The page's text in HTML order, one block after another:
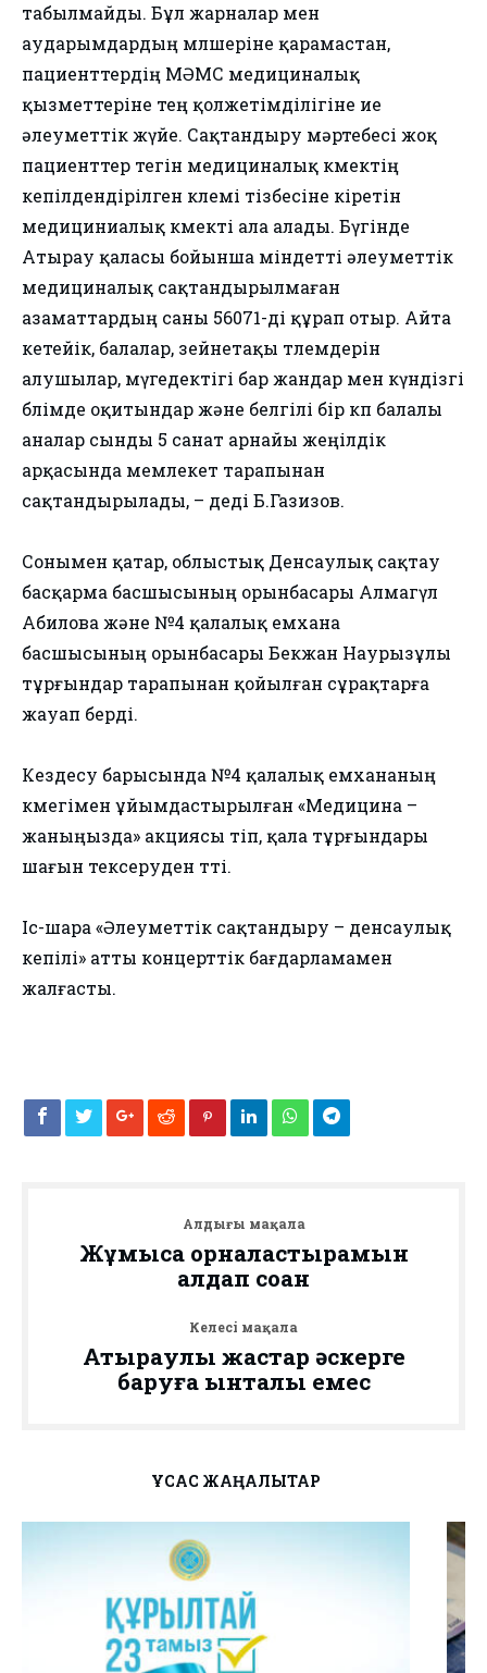
табылмайды. Бұл жарналар мен
аударымдардың мөлшеріне қарамастан,
пациенттердің МӘМС медициналық
қызметтеріне тең қолжетімділігіне ие
әлеуметтік жүйе. Сақтандыру мәртебесі жоқ
пациенттер тегін медициналық көмектің
кепілдендірілген көлемі тізбесіне кіретін
медициниалық көмекті ала алады. Бүгінде
Атырау қаласы бойынша міндетті әлеуметтік
медициналық сақтандырылмаған
азаматтардың саны 56071-ді құрап отыр. Айта
кетейік, балалар, зейнетақы төлемдерін
алушылар, мүгедектігі бар жандар мен күндізгі
бөлімде оқитындар және белгілі бір көп балалы
аналар сынды 5 санат арнайы жеңілдік
арқасында мемлекет тарапынан
сақтандырылады, – деді Б.Газизов.
Сонымен қатар, облыстық Денсаулық сақтау
басқарма басшысының орынбасары Алмагүл
Абилова және №4 қалалық емхана
басшысының орынбасары Бекжан Наурызұлы
тұрғындар тарапынан қойылған сұрақтарға
жауап берді.
Кездесу барысында №4 қалалық емхананың
көмегімен ұйымдастырылған «Медицина –
жаныңызда» акциясы өтіп, қала тұрғындары
шағын тексеруден өтті.
Іс-шара «Әлеуметтік сақтандыру – денсаулық
кепілі» атты концерттік бағдарламамен
жалғасты.
Алдыңғы мақала
Жұмысқа орналастырамын
алдап соққан
Келесі мақала
Атыраулық жастар әскерге
баруға ынталы емес
ҰҚСАС ЖАҢАЛЫҚТАР